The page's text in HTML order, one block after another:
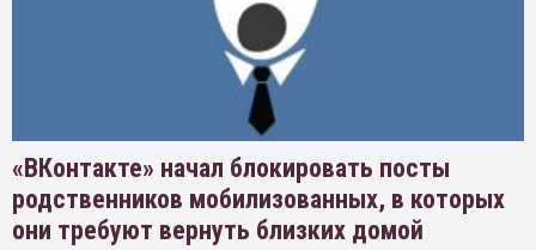
«ВКонтакте» начал блокировать посты
родственников мобилизованных, в которых
они требуют вернуть близких домой